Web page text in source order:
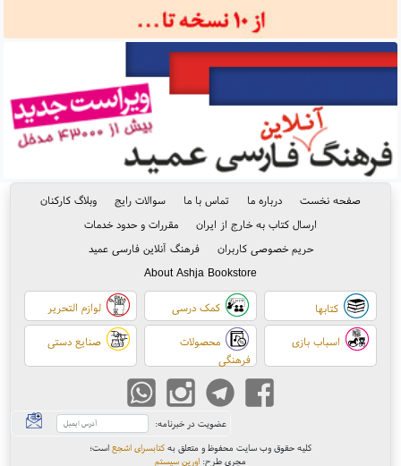
صفحه نخست درباره ما تماس با ما سوالات رایج
وبلاگ کارکنان
ارسال کتاب به خارج از ایران
مقررات و حدود خدمات
حریم خصوصی کاربران
فرهنگ آنلاین فارسی عمید
About Ashja Bookstore
کتابها کمک درسی لوازم التحریر
اسباب بازی
محصولات
فرهنگی
صنایع دستی
عضویت در خبرنامه:
کلیه حقوق وب سایت محفوظ و متعلق به کتابسرای اشجع است؛
مجری طرح: اورین سیستم